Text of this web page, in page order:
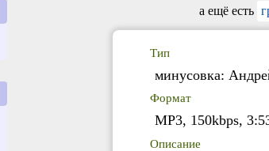
а ещё есть
Тип
минусовка:
Формат
MP3, 150kbps,
Описание